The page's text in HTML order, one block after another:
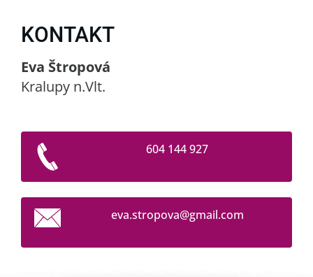
KONTAKT
Eva Štropová
Kralupy n.Vlt.
604 144 927
eva.stropova@gmail.com